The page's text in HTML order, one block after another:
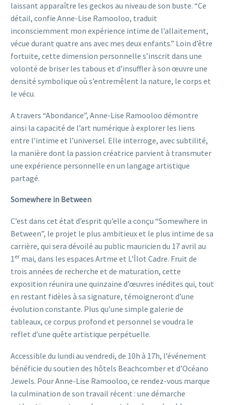
laissant apparaître les geckos au niveau de son buste. “Ce
détail, confie Anne-Lise Ramooloo, traduit
inconsciemment mon expérience intime de l’allaitement,
vécue durant quatre ans avec mes deux enfants.” Loin d’être
fortuite, cette dimension personnelle s’inscrit dans une
volonté de briser les tabous et d’insuffler à son œuvre une
densité symbolique où s’entremêlent la nature, le corps et
le vécu.
A travers “Abondance”, Anne-Lise Ramooloo démontre
ainsi la capacité de l’art numérique à explorer les liens
entre l’intime et l’universel. Elle interroge, avec subtilité,
la manière dont la passion créatrice parvient à transmuter
une expérience personnelle en un langage artistique
partagé.
Somewhere in Between
C’est dans cet état d’esprit qu’elle a conçu “Somewhere in
Between”, le projet le plus ambitieux et le plus intime de sa
carrière, qui sera dévoilé au public mauricien du 17 avril au
1 er mai, dans les espaces Artme et L’Îlot Cadre. Fruit de
trois années de recherche et de maturation, cette
exposition réunira une quinzaine d’œuvres inédites qui, tout
en restant fidèles à sa signature, témoigneront d’une
évolution constante. Plus qu’une simple galerie de
tableaux, ce corpus profond et personnel se voudra le
reflet d’une quête artistique perpétuelle.
Accessible du lundi au vendredi, de 10h à 17h, l’événement
bénéficie du soutien des hôtels Beachcomber et d’Océano
Jewels. Pour Anne-Lise Ramooloo, ce rendez-vous marque
la culmination de son travail récent : une démarche